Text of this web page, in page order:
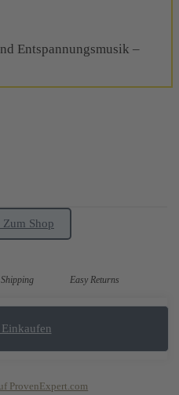
Entspannungsmusik –
Shop
Easy Returns
ProvenExpert.com